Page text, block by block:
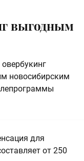
выгодным
новосибирским
для
от 250